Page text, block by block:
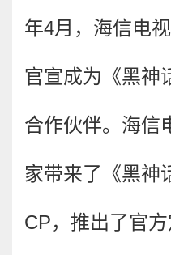
年4月，海信电
官宣成为《黑神
合作伙伴。海信
家带来了《黑神
CP，推出了官